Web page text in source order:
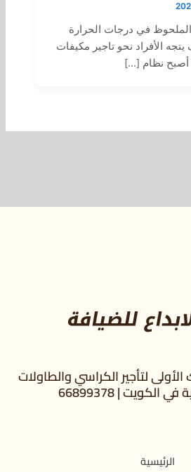
في درجات الحرارة
الأفراد نحو تاجير مكيفات
نظام […]
لتأجير الكراسي والطاولات
| 66899378
الرئيسية